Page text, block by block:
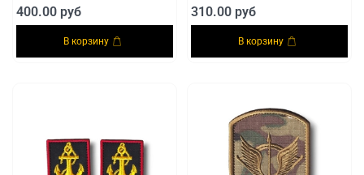
400.00 руб
В корзину
310.00 руб
В корзину